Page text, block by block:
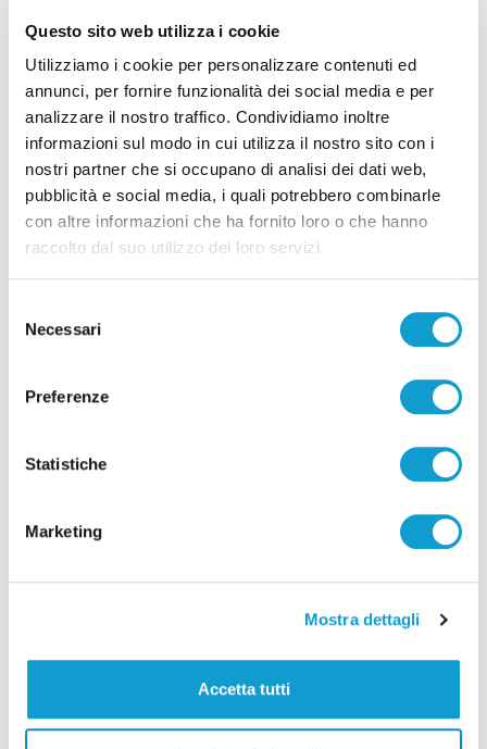
Questo sito web utilizza i cookie
Utilizziamo i cookie per personalizzare contenuti ed
annunci, per fornire funzionalità dei social media e per
analizzare il nostro traffico. Condividiamo inoltre
informazioni sul modo in cui utilizza il nostro sito con i
nostri partner che si occupano di analisi dei dati web,
pubblicità e social media, i quali potrebbero combinarle
con altre informazioni che ha fornito loro o che hanno
raccolto dal suo utilizzo dei loro servizi.
delNecessari
Preferenze
Statistiche
Marketing
Mostra dettagli
Accetta tutti
Ritrovati in Nepal i corpi di 5 alpinisti morti,
c’è anche il teramano Di Marcello
di Rossella Luciani